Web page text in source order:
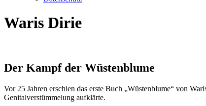
Waris Dirie
Der Kampf der Wüstenblume
Vor 25 Jahren erschien das erste Buch „Wüstenblume“ von
Genitalverstümmelung aufklärte.